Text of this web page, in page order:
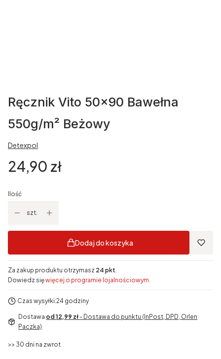
Ręcznik Vito 50x90 Bawełna
550g/m² Beżowy
Detexpol
Cena
24,90 zł
Ilość
szt.
Dodaj do koszyka
Za zakup produktu otrzymasz 24 pkt.
Dowiedz sięwięcej o programie lojalnościowym.
Czas wysyłki:24 godziny
Dostawa od 12,99 zł - Dostawa do punktu (InPost, DPD, Orlen
Paczka)
>> 30 dni na zwrot